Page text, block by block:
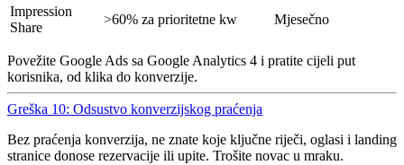
Impression
Share
>60% za prioritetne kw Mjesečno
Povežite Google Ads sa Google Analytics 4 i pratite cijeli put
korisnika, od klika do konverzije.
Greška 10: Odsustvo konverzijskog praćenja
Bez praćenja konverzija, ne znate koje ključne riječi, oglasi i landing
stranice donose rezervacije ili upite. Trošite novac u mraku.